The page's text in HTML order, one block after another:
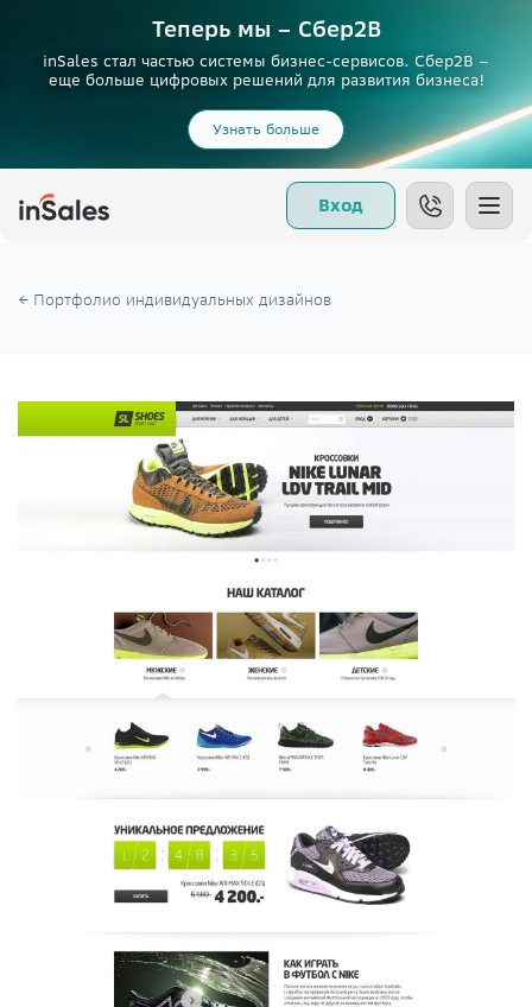
Теперь мы – Сбер2B
inSales стал частью системы бизнес-сервисов. Сбер2В –
еще больше цифровых решений для развития бизнеса!
Узнать больше
Вход
← Портфолио индивидуальных дизайнов